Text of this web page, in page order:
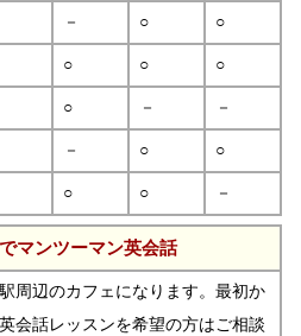
－ ○ ○
○ ○ ○
○ － －
－ ○ ○
○ ○ －
マンツーマン英会話
周辺のカフェになります。最初か
会話レッスンを希望の方はご相談